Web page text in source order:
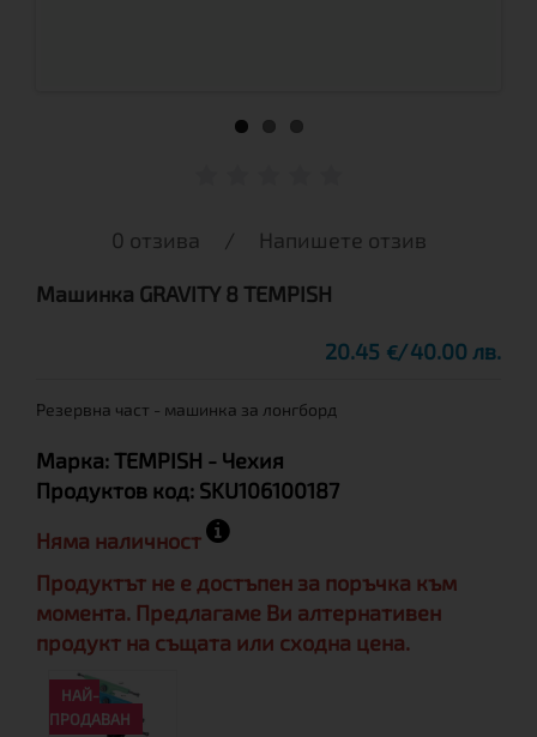
0 отзива / Напишете отзив
Машинка GRAVITY 8 TEMPISH
20.45 € 40.00 лв.
Резервна част - машинка за лонгборд
Марка:TEMPISH - Чехия
Продуктов код: SKU106100187
Няма наличност
Продуктът не е достъпен за поръчка към
момента. Предлагаме Ви алтернативен
продукт на същата или сходна цена.
НАЙ-
ПРОДАВАН